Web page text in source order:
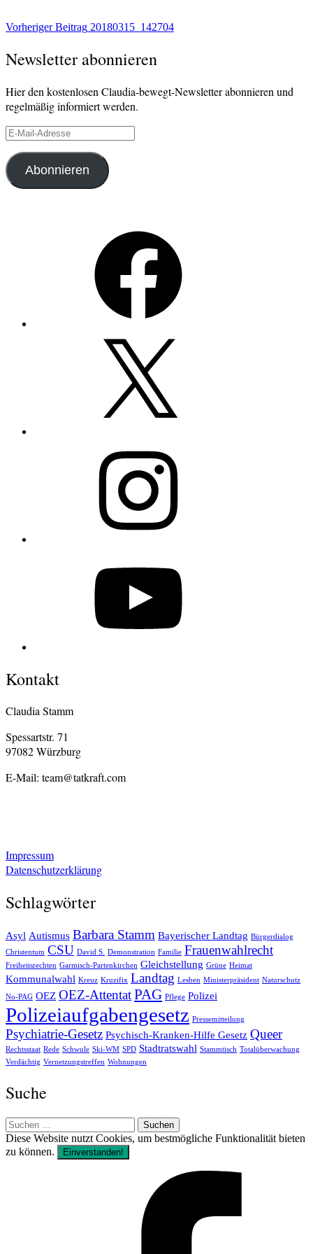
Beitragsnavigation
Vorheriger Beitrag 20180315_142704
Newsletter abonnieren
Hier den kostenlosen Claudia-bewegt-Newsletter abonnieren und
regelmäßig informiert werden.
E-
Mail-
Adresse
Abonnieren
Kontakt
Claudia Stamm
Spessartstr. 71
97082 Würzburg
E-Mail: team@tatkraft.com
Impressum
Datenschutzerklärung
Schlagwörter
Asyl Autismus Barbara Stamm Bayerischer Landtag Bürgerdialog
Christentum CSU David S. Demonstration Familie Frauenwahlrecht
Freiheitsrechten Garmisch-Partenkirchen Gleichstellung Grüne Heimat
Kommunalwahl Kreuz Kruzifix Landtag Lesben Ministerpräsident Naturschutz
No-PAG OEZ OEZ-AttentatPAG Pflege Polizei
Polizeiaufgabengesetz Pressemitteilung
Psychiatrie-Gesetz Psychisch-Kranken-Hilfe Gesetz Queer
Rechtsstaat Rede Schwule Ski-WM SPD Stadtratswahl Stammtisch Totalüberwachung
Verdächtig Vernetzungstreffen Wohnungen
Suche
Suchen
nach:
Diese Website nutzt Cookies, um bestmögliche Funktionalität bieten
zu können.
Einverstanden!